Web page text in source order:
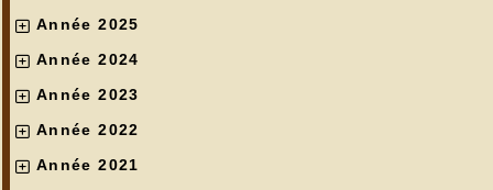
Année 2025
Année 2024
Année 2023
Année 2022
Année 2021